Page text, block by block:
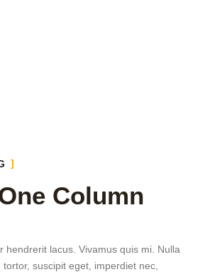
Column
hendrerit lacus. Vivamus quis mi. Nulla
suscipit eget, imperdiet nec,